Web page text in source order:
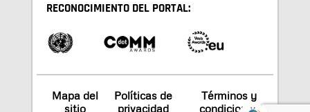
RECONOCIMIENTO DEL PORTAL:
Mapa del
sitio
Políticas de
privacidad
Términos y
condiciones